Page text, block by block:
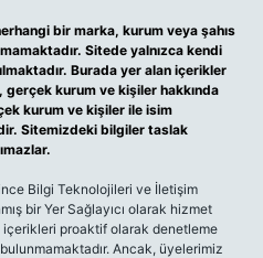
bir marka, kurum veya şahıs
Sitede yalnızca kendi
Burada yer alan içerikler
kurum ve kişiler hakkında
kurum ve kişiler ile isim
Sitemizdeki bilgiler taslak
Bilgi Teknolojileri ve İletişim
bir Yer Sağlayıcı olarak hizmet
proaktif olarak denetleme
Ancak, üyelerimiz